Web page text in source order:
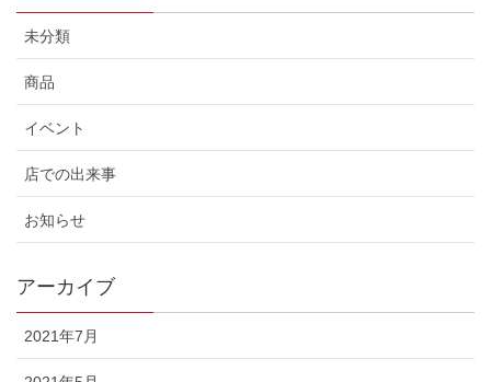
未分類
商品
イベント
店での出来事
お知らせ
アーカイブ
2021年7月